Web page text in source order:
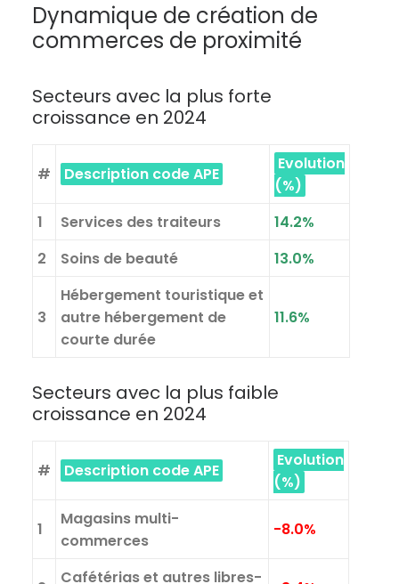
Dynamique de création de
commerces de proximité
Secteurs avec la plus forte
croissance en 2024
# Description code APE
Evolution
(%)
1
Services des traiteurs
14.2%
2
Soins de beauté 13.0%
3
Hébergement touristique et
autre hébergement de
courte durée
11.6%
Secteurs avec la plus faible
croissance en 2024
# Description code APE
Evolution
(%)
1
Magasins multi-
commerces
-8.0%
Cafétérias et autres libres-